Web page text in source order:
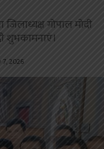
गोपाल मोदी
शुभकामनाएं।
7, 2026